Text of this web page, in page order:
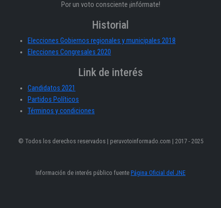
Por un voto consciente ¡infórmate!
Historial
Elecciones Gobiernos regionales y municipales 2018
Elecciones Congresales 2020
Link de interés
Candidatos 2021
Partidos Políticos
Términos y condiciones
© Todos los derechos reservados | peruvotoinformado.com | 2017 - 2025
Información de interés público fuente Página Oficial del JNE